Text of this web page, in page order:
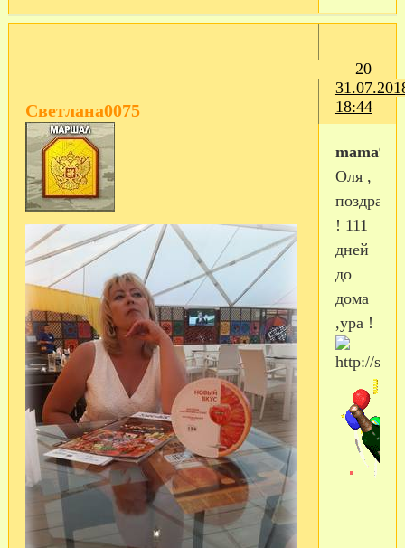
20
18:44
Светлана0075
mama99
Оля ,
! 111
дней
до
дома
,ура !